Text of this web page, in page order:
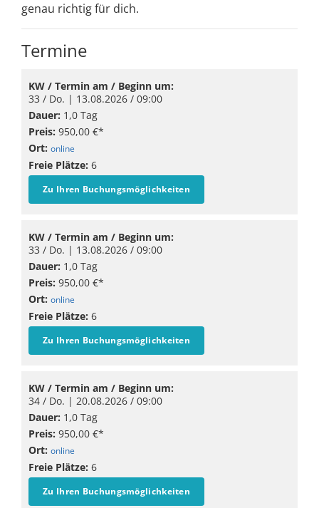
genau richtig für dich.
Termine
KW / Termin am / Beginn um:
33 / Do. | 13.08.2026 / 09:00
Dauer: 1,0 Tag
Preis: 950,00 €*
Ort: online
Freie Plätze: 6
Zu Ihren Buchungsmöglichkeiten
KW / Termin am / Beginn um:
33 / Do. | 13.08.2026 / 09:00
Dauer: 1,0 Tag
Preis: 950,00 €*
Ort: online
Freie Plätze: 6
Zu Ihren Buchungsmöglichkeiten
KW / Termin am / Beginn um:
34 / Do. | 20.08.2026 / 09:00
Dauer: 1,0 Tag
Preis: 950,00 €*
Ort: online
Freie Plätze: 6
Zu Ihren Buchungsmöglichkeiten